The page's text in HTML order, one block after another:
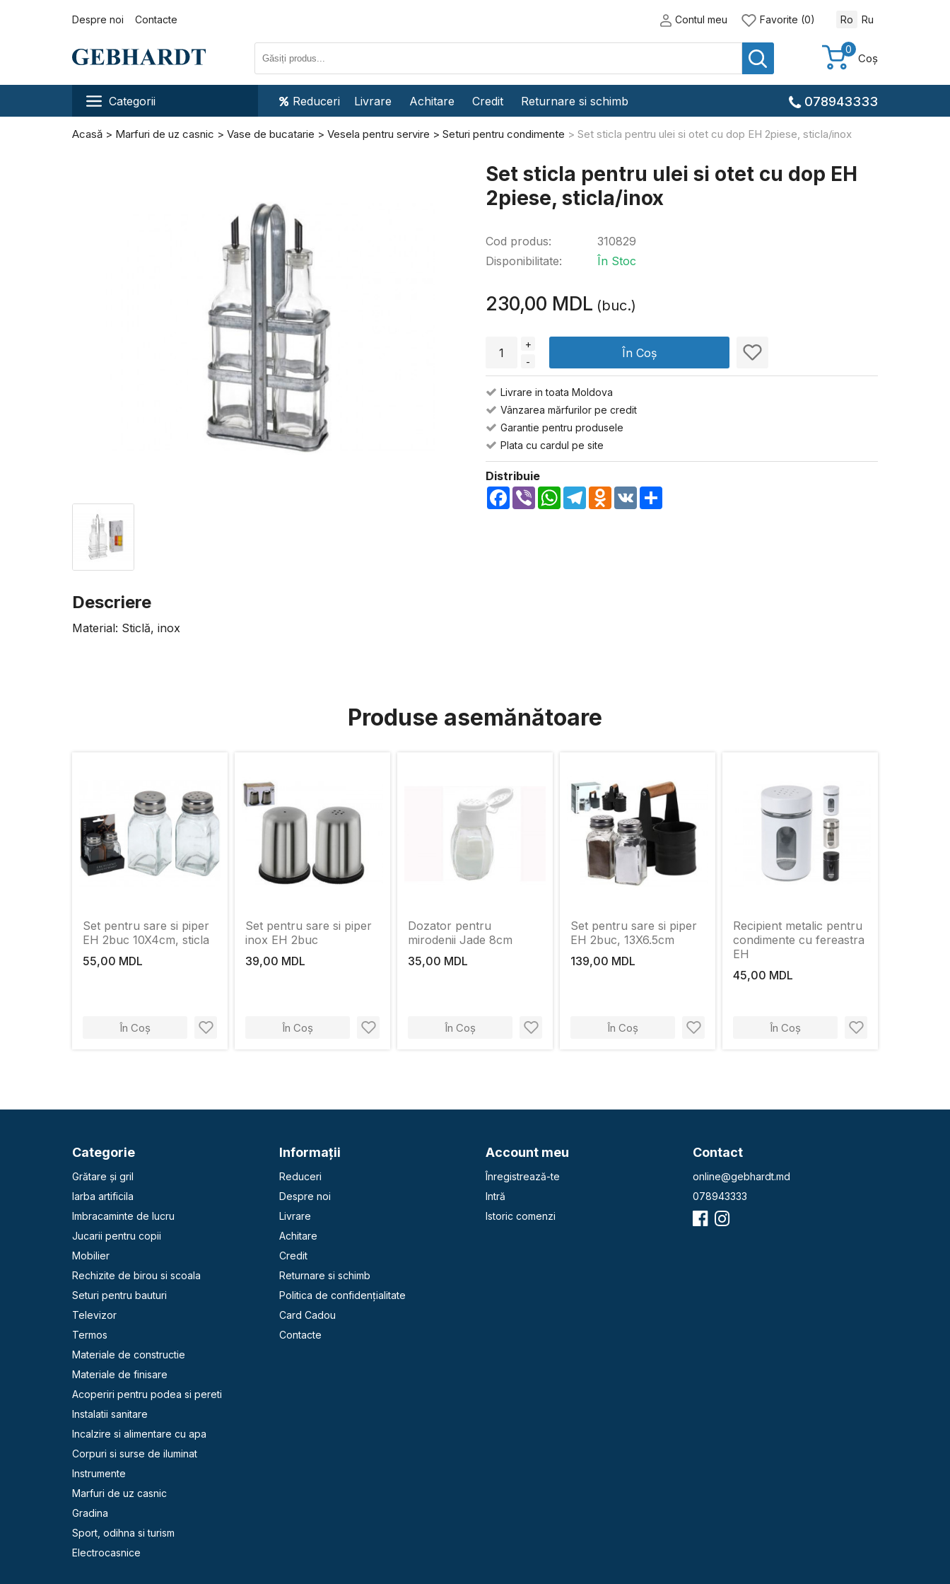
Despre noi Contacte Contul meu Favorite (0) Ro Ru
0
Coș
Categorii Reduceri Livrare Achitare Credit Returnare si schimb 078943333
Acasă Marfuri de uz casnic Vase de bucatarie Vesela pentru servire Seturi pentru condimente Set sticla pentru ulei si otet cu dop EH 2piese, sticla/inox
Descriere
Material: Sticlă, inox
Set sticla pentru ulei si otet cu dop EH
2piese, sticla/inox
Cod produs:
Disponibilitate:
310829
În Stoc
230,00 MDL (buc.)
+
-
În Coș
Livrare in toata Moldova
Vânzarea mărfurilor pe credit
Garantie pentru produsele
Plata cu cardul pe site
Distribuie
Facebook
Viber WhatsApp
TelegramOdnoklassniki
VK
Produse asemănătoare
Set pentru sare si piper
EH 2buc 10X4cm, sticla
55,00 MDL
În Coș
Set pentru sare si piper
inox EH 2buc
39,00 MDL
În Coș
Dozator pentru
mirodenii Jade 8cm
35,00 MDL
În Coș
Set pentru sare si piper
EH 2buc, 13X6.5сm
139,00 MDL
În Coș
Recipient metalic pentru
condimente cu fereastra
EH
45,00 MDL
În Coș
Categorie
Grătare și gril
Iarba artificila
Imbracaminte de lucru
Jucarii pentru copii
Mobilier
Rechizite de birou si scoala
Seturi pentru bauturi
Televizor
Termos
Materiale de constructie
Materiale de finisare
Acoperiri pentru podea si pereti
Instalatii sanitare
Incalzire si alimentare cu apa
Corpuri si surse de iluminat
Instrumente
Marfuri de uz casnic
Gradina
Sport, odihna si turism
Electrocasnice
Informaţii
Reduceri
Despre noi
Livrare
Achitare
Credit
Returnare si schimb
Politica de confidențialitate
Card Cadou
Contacte
Account meu
Înregistrează-te
Intră
Istoric comenzi
Contact
online@gebhardt.md
078943333